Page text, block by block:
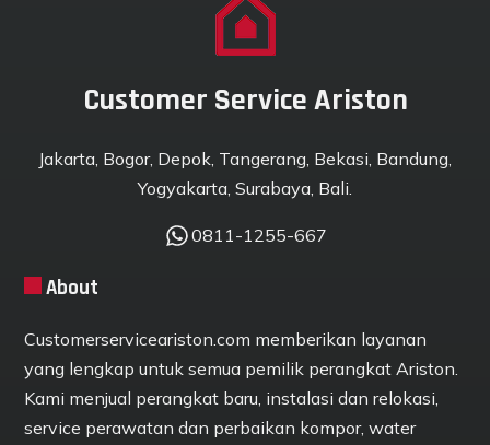
Customer Service Ariston
Jakarta, Bogor, Depok, Tangerang, Bekasi, Bandung,
Yogyakarta, Surabaya, Bali.
0811-1255-667
About
Customerserviceariston.com memberikan layanan
yang lengkap untuk semua pemilik perangkat Ariston.
Kami menjual perangkat baru, instalasi dan relokasi,
service perawatan dan perbaikan kompor, water